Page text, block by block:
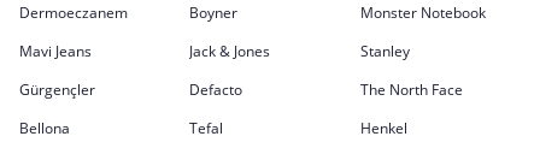
Dermoeczanem
Boyner
Monster Notebook
Mavi Jeans
Jack & Jones
Stanley
Gürgençler
Defacto
The North Face
Bellona
Tefal
Henkel